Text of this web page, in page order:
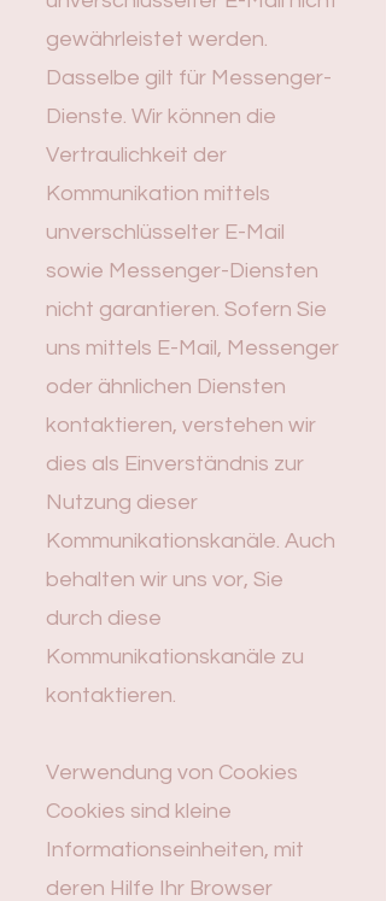
gewährleistet werden.
Dasselbe gilt für Messenger-
Dienste. Wir können die
Vertraulichkeit der
Kommunikation mittels
unverschlüsselter E-Mail
sowie Messenger-Diensten
nicht garantieren. Sofern Sie
uns mittels E-Mail, Messenger
oder ähnlichen Diensten
kontaktieren, verstehen wir
dies als Einverständnis zur
Nutzung dieser
Kommunikationskanäle. Auch
behalten wir uns vor, Sie
durch diese
Kommunikationskanäle zu
kontaktieren.
Verwendung von Cookies
Cookies sind kleine
Informationseinheiten, mit
deren Hilfe Ihr Browser